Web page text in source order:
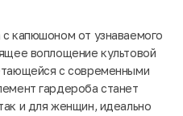
капюшоном от узнаваемого
воплощение культовой
с современными
гардероба станет
и для женщин, идеально